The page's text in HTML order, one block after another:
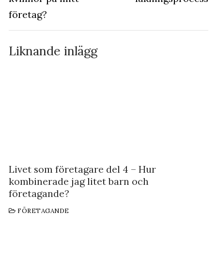
företag?
Liknande inlägg
Livet som företagare del 4 – Hur
kombinerade jag litet barn och
företagande?
FÖRETAGANDE